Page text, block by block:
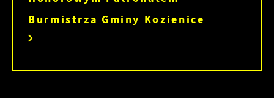
Burmistrza Gminy Kozienice